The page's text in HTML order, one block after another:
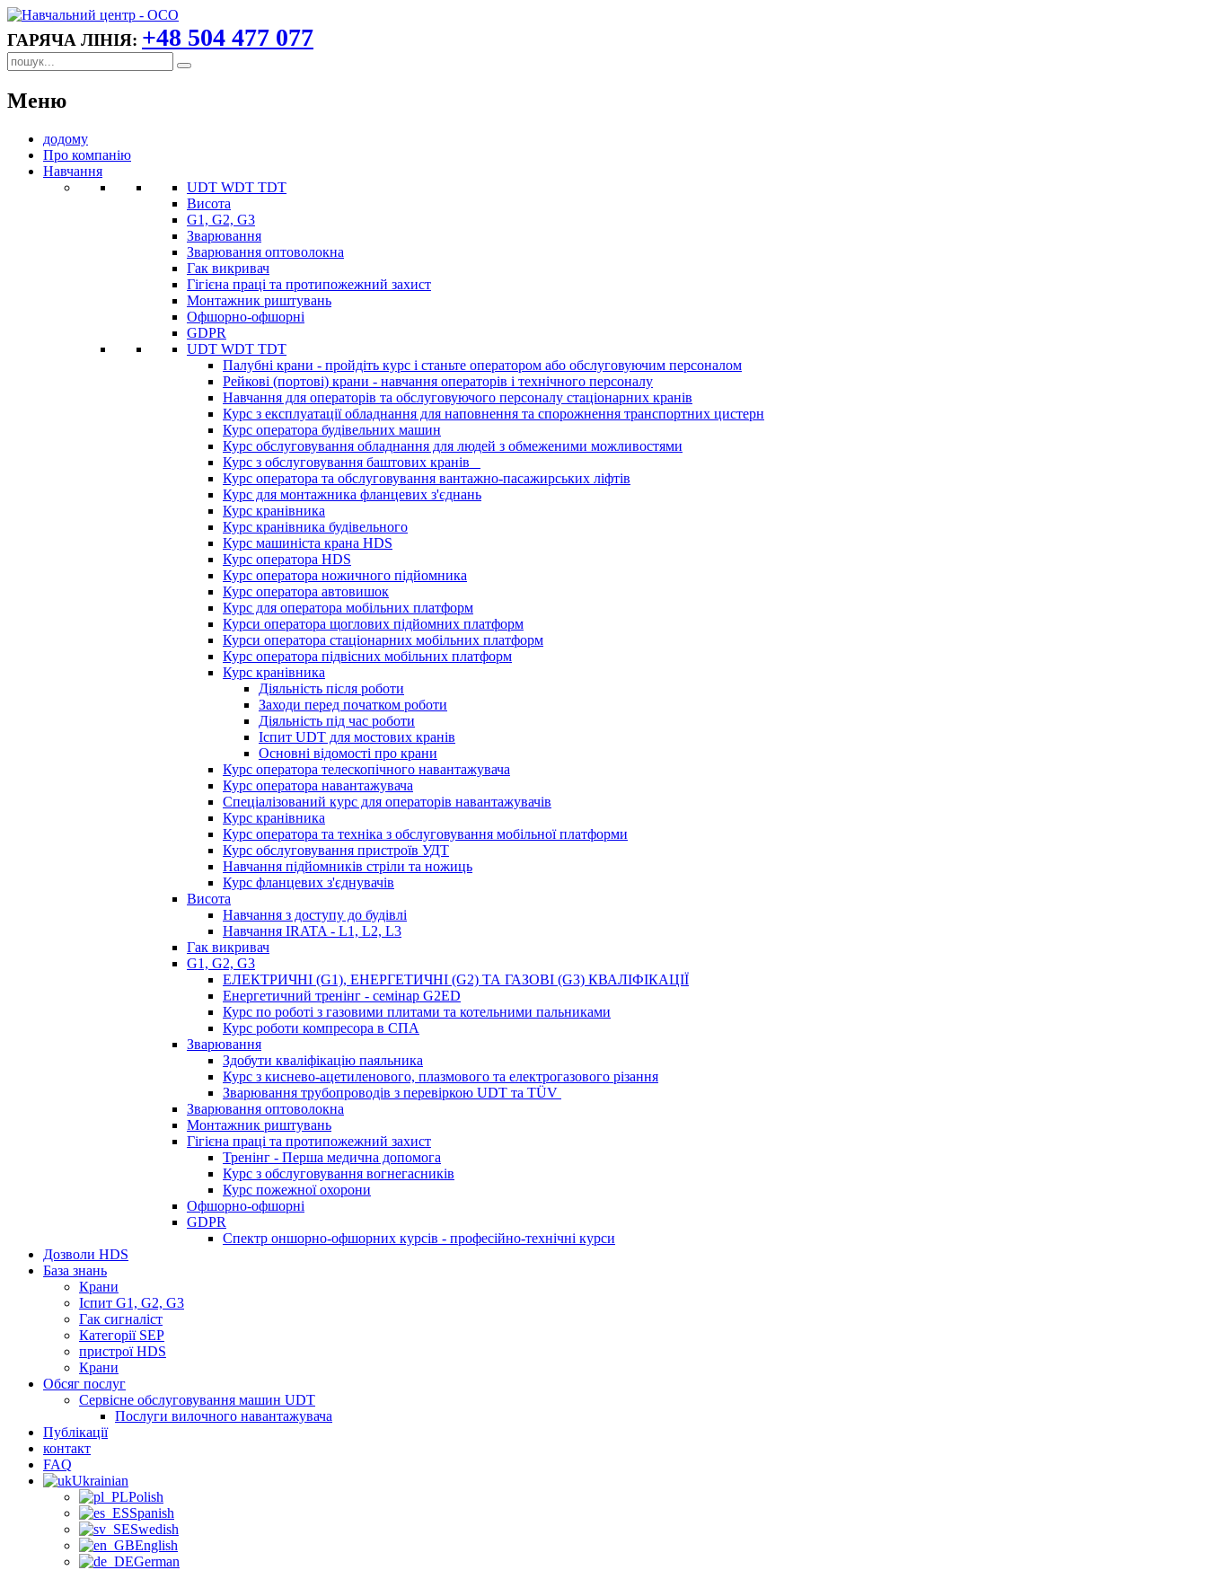
ГАРЯЧА ЛІНІЯ: +48 504 477 077
Меню
додому
Про компанію
Навчання
UDT WDT TDT
Висота
G1, G2, G3
Зварювання
Зварювання оптоволокна
Гак викривач
Гігієна праці та протипожежний захист
Монтажник риштувань
Офшорно-офшорні
GDPR
UDT WDT TDT
Палубні крани - пройдіть курс і станьте оператором або обслуговуючим персоналом
Рейкові (портові) крани - навчання операторів і технічного персоналу
Навчання для операторів та обслуговуючого персоналу стаціонарних кранів
Курс з експлуатації обладнання для наповнення та спорожнення транспортних цистерн
Курс оператора будівельних машин
Курс обслуговування обладнання для людей з обмеженими можливостями
Курс з обслуговування баштових кранів
Курс оператора та обслуговування вантажно-пасажирських ліфтів
Курс для монтажника фланцевих з'єднань
Курс кранівника
Курс кранівника будівельного
Курс машиніста крана HDS
Курс оператора HDS
Курс оператора ножичного підйомника
Курс оператора автовишок
Курс для оператора мобільних платформ
Курси оператора щоглових підйомних платформ
Курси оператора стаціонарних мобільних платформ
Курс оператора підвісних мобільних платформ
Курс кранівника
Діяльність після роботи
Заходи перед початком роботи
Діяльність під час роботи
Іспит UDT для мостових кранів
Основні відомості про крани
Курс оператора телескопічного навантажувача
Курс оператора навантажувача
Спеціалізований курс для операторів навантажувачів
Курс кранівника
Курс оператора та техніка з обслуговування мобільної платформи
Курс обслуговування пристроїв УДТ
Навчання підйомників стріли та ножиць
Курс фланцевих з'єднувачів
Висота
Навчання з доступу до будівлі
Навчання IRATA - L1, L2, L3
Гак викривач
G1, G2, G3
ЕЛЕКТРИЧНІ (G1), ЕНЕРГЕТИЧНІ (G2) ТА ГАЗОВІ (G3) КВАЛІФІКАЦІЇ
Енергетичний тренінг - семінар G2ED
Курс по роботі з газовими плитами та котельними пальниками
Курс роботи компресора в СПА
Зварювання
Здобути кваліфікацію паяльника
Курс з киснево-ацетиленового, плазмового та електрогазового різання
Зварювання трубопроводів з перевіркою UDT та TÜV
Зварювання оптоволокна
Монтажник риштувань
Гігієна праці та протипожежний захист
Тренінг - Перша медична допомога
Курс з обслуговування вогнегасників
Курс пожежної охорони
Офшорно-офшорні
GDPR
Спектр оншорно-офшорних курсів - професійно-технічні курси
Дозволи HDS
База знань
Крани
Іспит G1, G2, G3
Гак сигналіст
Категорії SEP
пристрої HDS
Крани
Обсяг послуг
Сервісне обслуговування машин UDT
Послуги вилочного навантажувача
Публікації
контакт
FAQ
Ukrainian
Polish
Spanish
Swedish
English
German